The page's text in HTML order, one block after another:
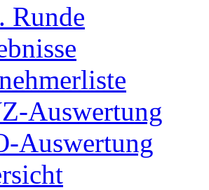
Runde
Auswertung
Auswertung